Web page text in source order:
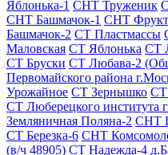
Яблонька-1 СНТ Труженик
СНТ Башмачок-1 СНТ
Башмачок-2 СТ Пластмассы
Маловская СТ Яблонька СТ
СТ Бруски СТ Любава-2
Первомайского района
Урожайное СТ Зернышко СТ
СТ Люберецкого института
Земляничная Поляна-2 СНТ
СТ Березка-6 СНТ
(в/ч 48905) СТ Надежда-4